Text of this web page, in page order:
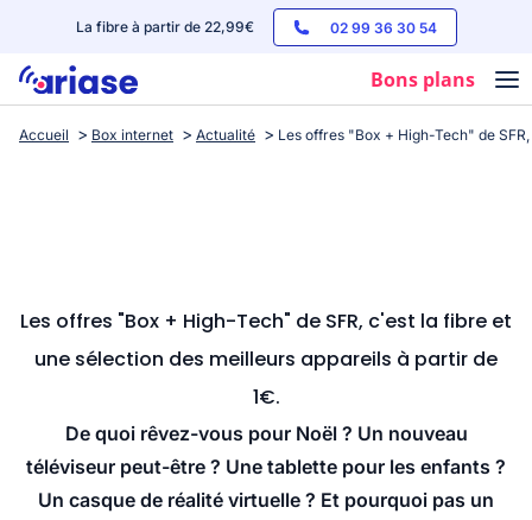
La fibre à partir de 22,99€ 02 99 36 30 54
Bons plans
Box internet
Streaming
Accueil Box internet Actualité Les offres "Box + High-Tech" de
Les offres "Box + High-Tech" de SFR, c'est la fibre et
une sélection des meilleurs appareils à partir de
1€.
De quoi rêvez-vous pour Noël ? Un nouveau
téléviseur peut-être ? Une tablette pour les enfants ?
Un casque de réalité virtuelle ? Et pourquoi pas un